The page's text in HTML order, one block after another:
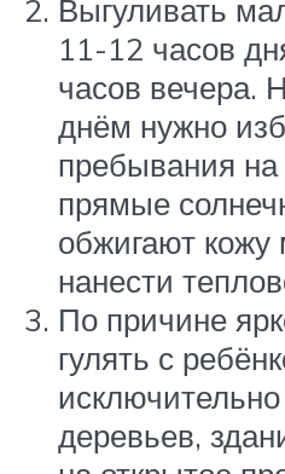
Выгуливать
11-12 часов
часов вечера.
днём нужно
пребывания на
прямые
обжигают
нанести
По причине
гулять с
деревьев,